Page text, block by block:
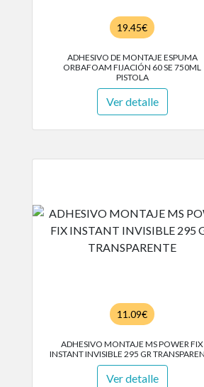
19.45€
ADHESIVO DE MONTAJE ESPUMA
ORBAFOAM FIJACIÓN 60 SE 750ML
PISTOLA
Ver detalle
11.09€
ADHESIVO MONTAJE MS POWER FIX
INSTANT INVISIBLE 295 GR
Ver detalle